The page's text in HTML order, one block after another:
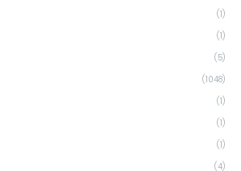
(1)
(1)
(5)
(1048)
(1)
(1)
(1)
(4)